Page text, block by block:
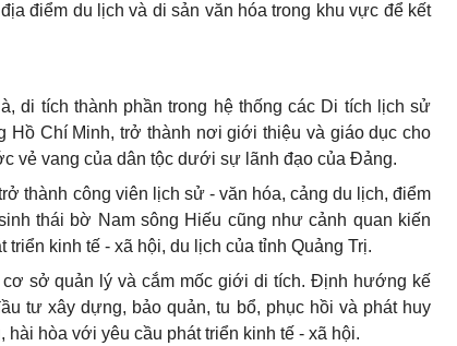
điểm du lịch và di sản văn hóa trong khu vực để kết
di tích thành phần trong hệ thống các Di tích lịch sử
Chí Minh, trở thành nơi giới thiệu và giáo dục cho
vẻ vang của dân tộc dưới sự lãnh đạo của Đảng.
thành công viên lịch sử - văn hóa, cảng du lịch, điểm
thái bờ Nam sông Hiếu cũng như cảnh quan kiến
kinh tế - xã hội, du lịch của tỉnh Quảng Trị.
cơ sở quản lý vàcắm mốc giới di tích. Định hướng kế
tư xây dựng, bảo quản, tu bổ, phục hồi và phát huy
hòa với yêu cầu phát triển kinh tế - xã hội.